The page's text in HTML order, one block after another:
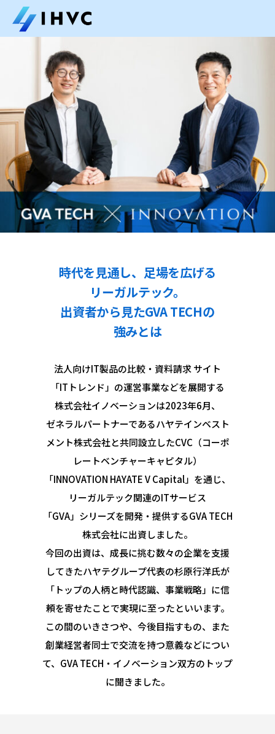
時代を見通し、足場を広げる
リーガルテック。
出資者から見たGVA TECHの
強みとは
法人向けIT製品の比較・資料請求 サイト
「ITトレンド」の運営事業などを展開する
株式会社イノベーションは2023年6月、
ゼネラルパートナーであるハヤテインベスト
メント株式会社と共同設立したCVC（コーポ
レートベンチャーキャピタル）
「INNOVATION HAYATE V Capital」を通じ、
リーガルテック関連のITサービス
「GVA」シリーズを開発・提供するGVA TECH
株式会社に出資しました。
今回の出資は、成長に挑む数々の企業を支援
してきたハヤテグループ代表の杉原行洋氏が
「トップの人柄と時代認識、事業戦略」に信
頼を寄せたことで実現に至ったといいます。
この間のいきさつや、今後目指すもの、また
創業経営者同士で交流を持つ意義などについ
て、GVA TECH・イノベーション双方のトップ
に聞きました。